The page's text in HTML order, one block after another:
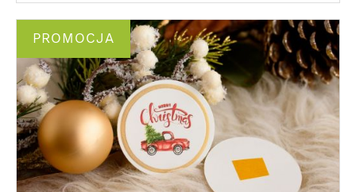
PROMOCJA